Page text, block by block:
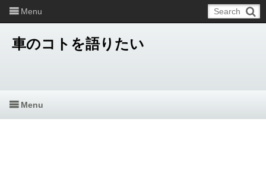
車のコトを語りたい
Menu
Menu